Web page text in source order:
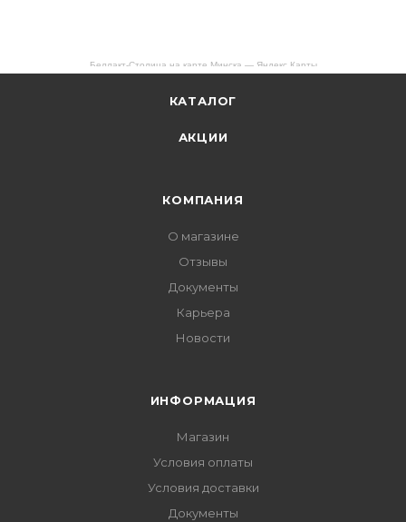
Беллакт-Столица на карте Минска — Яндекс Карты
КАТАЛОГ
АКЦИИ
КОМПАНИЯ
О магазине
Отзывы
Документы
Карьера
Новости
ИНФОРМАЦИЯ
Магазин
Условия оплаты
Условия доставки
Документы